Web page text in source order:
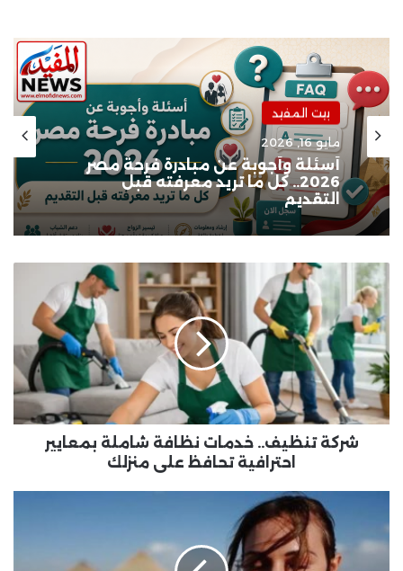
بيت المفيد
مايو 16, 2026
أسئلة وأجوبة عن مبادرة فرحة مصر
2026.. كل ما تريد معرفته قبل
التقديم
شركة
تنظيف..
خدمات
نظافة
شاملة
بمعايير
احترافية
تحافظ
على
شركة تنظيف.. خدمات نظافة شاملة بمعايير
احترافية تحافظ على منزلك
برامج
المشاهير